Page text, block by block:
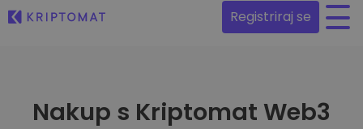
Registriraj se
Nakup s Kriptomat Web3